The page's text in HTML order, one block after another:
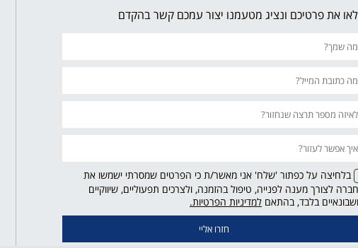
את פרטיכם ונציג מטעמנו יצור עמכם קשר בהקדם
בלחיצה על כפתור 'שלח' אני מאשר/ת כי הפרטים שמסרתי ישמשו את
לצורך מענה לפנייה, טיפול בהזמנה, ולצרכים תפעוליים, שיווקיים
בלבד, בהתאם קישור
נפתח
חדש
למדיניות הפרטיות.